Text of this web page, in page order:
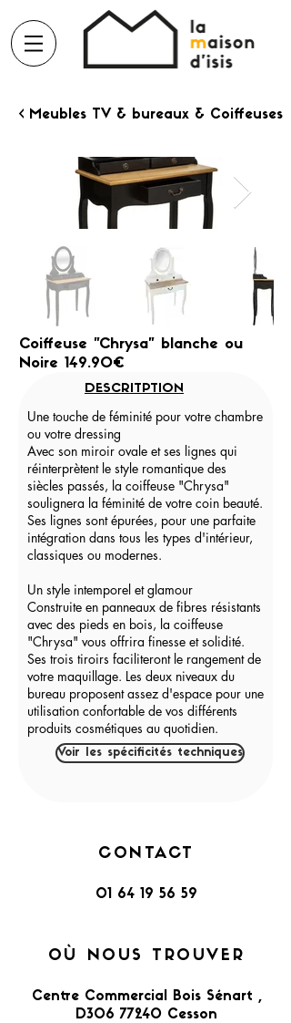
< Meubles TV & bureaux & Coiffeuses
Coiffeuse "Chrysa" blanche ou
Noire 149.90€
DESCRITPTION
Une touche de féminité pour votre chambre
ou votre dressing
Avec son miroir ovale et ses lignes qui
réinterprètent le style romantique des
siècles passés, la coiffeuse "Chrysa"
soulignera la féminité de votre coin beauté.
Ses lignes sont épurées, pour une parfaite
intégration dans tous les types d'intérieur,
classiques ou modernes.
Un style intemporel et glamour
Construite en panneaux de fibres résistants
avec des pieds en bois, la coiffeuse
"Chrysa" vous offrira finesse et solidité.
Ses trois tiroirs faciliteront le rangement de
votre maquillage. Les deux niveaux du
bureau proposent assez d'espace pour une
utilisation confortable de vos différents
produits cosmétiques au quotidien.
Voir les spécificités techniques
CONTACT
01 64 19 56 59
OÙ NOUS TROUVER
Centre Commercial Bois Sénart ,
D306 77240 Cesson​